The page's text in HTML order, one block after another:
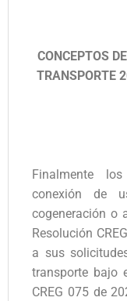
CONCEPTOS
TRANSPORTE
Finalmente
conexión de
cogeneración o
Resolución
a sus
transporte bajo
CREG 075 de